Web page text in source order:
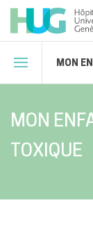
MON
MON
TOXIQUE